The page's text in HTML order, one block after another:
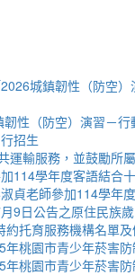
城鎮韌性（防空
性（防空）演習－
招生
運輸服務，並鼓勵所
114學年度客語結合
貞老師參加114學年
9日公告之原住民族
托育服務機構名單
桃園市青少年菸害
桃園市青少年菸害